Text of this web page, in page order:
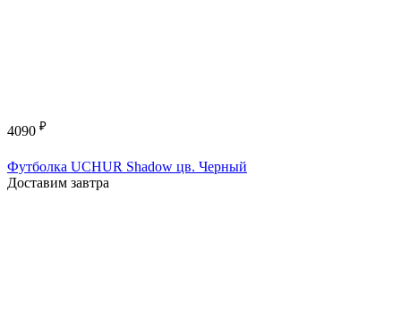
4090 ₽
Футболка UCHUR Shadow цв. Черный
Доставим завтра